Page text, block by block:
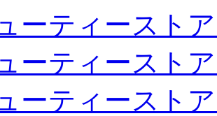
ーティースト
ーティースト
ーティースト